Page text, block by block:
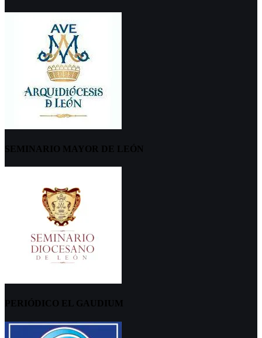
SEMINARIO MAYOR DE LEÓN
PERIÓDICO EL GAUDIUM